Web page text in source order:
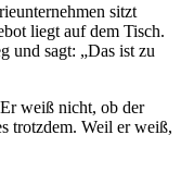
sitzt
liegt auf dem Tisch.
und sagt: „Das ist zu
weiß nicht, ob der
trotzdem. Weil er weiß,